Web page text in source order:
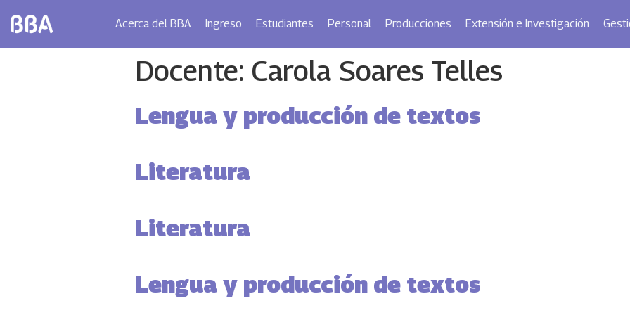
Acerca del BBA Ingreso Estudiantes Personal Producciones Extensión e Investigación
Docente: Carola Soares Telles
Lengua y producción de textos
Literatura
Literatura
Lengua y producción de textos